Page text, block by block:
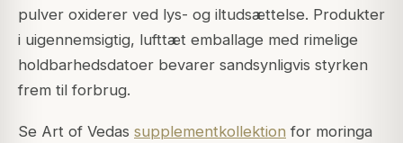
pulver oxiderer ved lys- og iltudsættelse. Produkter
i uigennemsigtig, lufttæt emballage med rimelige
holdbarhedsdatoer bevarer sandsynligvis styrken
frem til forbrug.
Se Art of Vedas supplementkollektion for moringa